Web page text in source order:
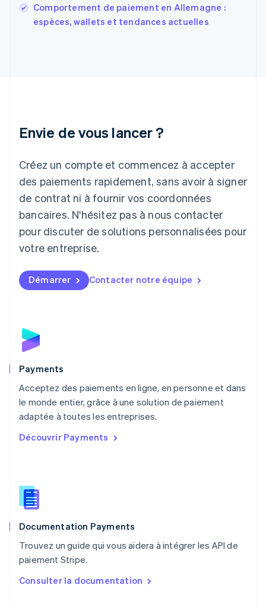
Comportement de paiement en Allemagne :
espèces, wallets et tendances actuelles
Envie de vous lancer ?
Créez un compte et commencez à accepter
des paiements rapidement, sans avoir à signer
de contrat ni à fournir vos coordonnées
bancaires. N'hésitez pas à nous contacter
pour discuter de solutions personnalisées pour
votre entreprise.
Démarrer Contacter notre équipe
Payments
Acceptez des paiements en ligne, en personne et dans
le monde entier, grâce à une solution de paiement
adaptée à toutes les entreprises.
Découvrir Payments
Documentation Payments
Trouvez un guide qui vous aidera à intégrer les API de
paiement Stripe.
Consulter la documentation
English
Grèce
English
Japon
Lettonie
English
Liechtenstein
DeutschEnglish
Lituanie
Luxembourg
FrançaisDeutschEnglish
English简体中文
Malte
Norvège
English
English
NederlandsEnglish
Pologne
English
PortuguêsEnglish
English
Roumanie
Royaume-Uni
Singapour
English 简体中文
English